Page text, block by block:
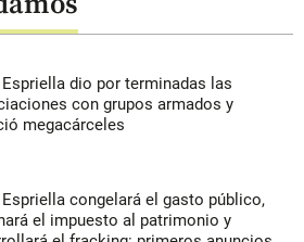
Espriella dio por terminadas las
con grupos armados y
megacárceles
Espriella congelará el gasto público,
el impuesto al patrimonio y